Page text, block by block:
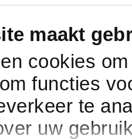
maakt
cookies
functies
te
uw